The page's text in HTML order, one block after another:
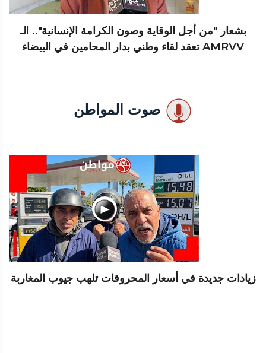
بشعار "من أجل الوقاية وصون الكرامة الإنسانية".. الـ
AMRVV تعقد لقاء وطني بدار المحامين في البيضاء
صوت المواطن
زيادات جديدة في أسعار المحروقات تلهب جيوب المغاربة